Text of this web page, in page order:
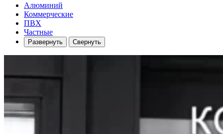
Алюминий
Коммерческие
ПВХ
Частные
Развернуть Свернуть